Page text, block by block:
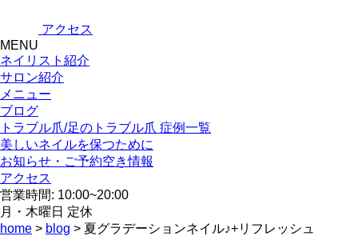
アクセス
MENU
ネイリスト紹介
サロン紹介
メニュー
ブログ
トラブル爪/足のトラブル爪 症例一覧
美しいネイルを保つために
お知らせ・ご予約空き情報
アクセス
営業時間: 10:00~20:00
月・木曜日 定休
home > blog > 夏グラデーションネイル♪+リフレッシュ